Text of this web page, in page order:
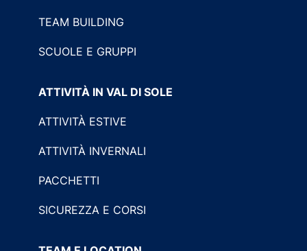
TEAM BUILDING
SCUOLE E GRUPPI
ATTIVITÀ IN VAL DI SOLE
ATTIVITÀ ESTIVE
ATTIVITÀ INVERNALI
PACCHETTI
SICUREZZA E CORSI